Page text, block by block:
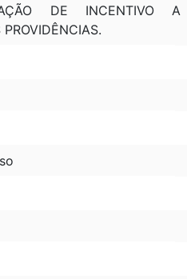
DE INCENTIVO A